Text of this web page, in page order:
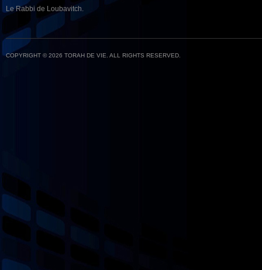
Le Rabbi de Loubavitch.
COPYRIGHT © 2026 TORAH DE VIE. ALL RIGHTS RESERVED.